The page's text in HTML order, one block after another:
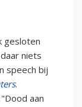
gesloten
niets
speech bij
.
aan